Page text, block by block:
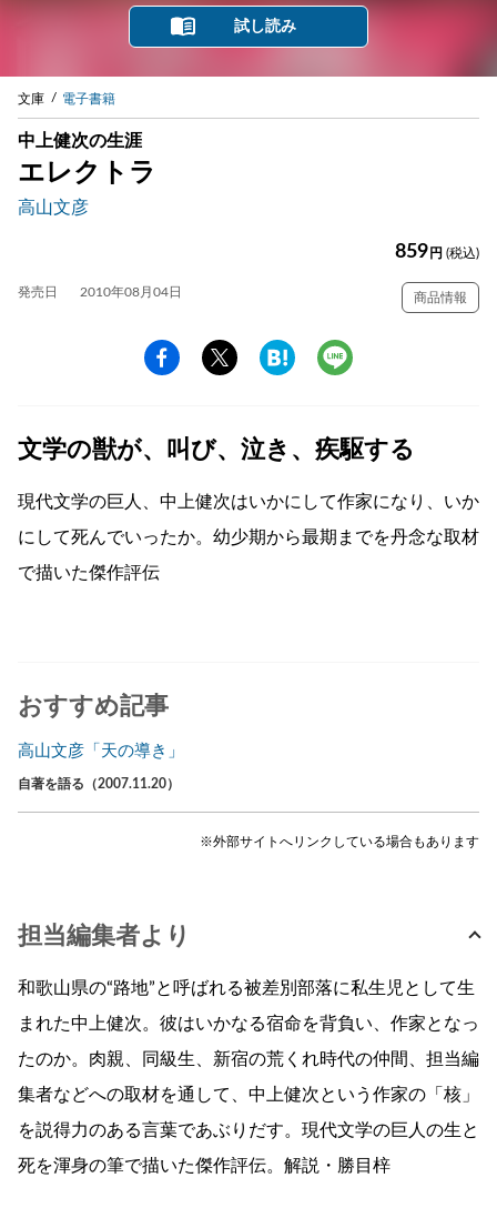
試し読み
文庫 電子書籍
中上健次の生涯
エレクトラ
高山文彦
859 円 (税込)
発売日 2010年08月04日 商品情報
文学の獣が、叫び、泣き、疾駆する
現代文学の巨人、中上健次はいかにして作家になり、いか
にして死んでいったか。幼少期から最期までを丹念な取材
で描いた傑作評伝
おすすめ記事
高山文彦「天の導き」
自著を語る（2007.11.20）
※外部サイトへリンクしている場合もあります
担当編集者より
和歌山県の“路地”と呼ばれる被差別部落に私生児として生
まれた中上健次。彼はいかなる宿命を背負い、作家となっ
たのか。肉親、同級生、新宿の荒くれ時代の仲間、担当編
集者などへの取材を通して、中上健次という作家の「核」
を説得力のある言葉であぶりだす。現代文学の巨人の生と
死を渾身の筆で描いた傑作評伝。解説・勝目梓